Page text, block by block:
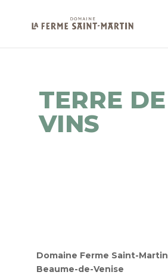
TERRE DE
VINS
Domaine Ferme Saint-Martin
Beaume-de-Venise